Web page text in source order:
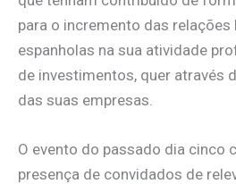
para o incremento das relações
espanholas na sua atividade
de investimentos, quer através
das suas empresas.
O evento do passado dia cinco
presença de convidados de